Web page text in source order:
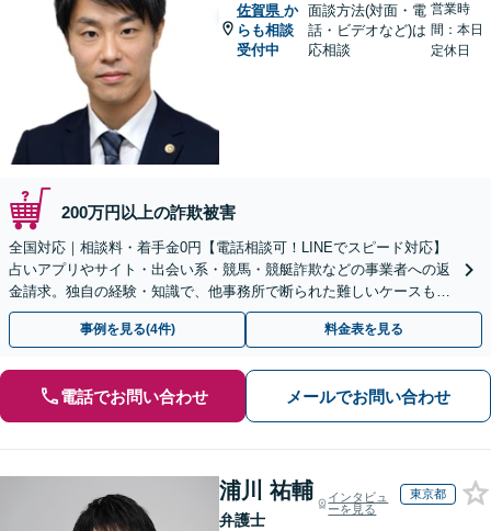
佐賀県 か
らも相談
受付中
面談方法(対面・電
話・ビデオなど)は
応相談
営業時
間：本日
定休日
200万円以上の詐欺被害
全国対応｜相談料・着手金0円【電話相談可！LINEでスピード対応】
占いアプリやサイト・出会い系・競馬・競艇詐欺などの事業者への返
金請求。独自の経験・知識で、他事務所で断られた難しいケースも解
決に導いた実績あり。まずはお気軽にご相談ください
事例を見る(4件) 料金表を見る
電話でお問い合わせ メールでお問い合わせ
浦川 祐輔
弁護士
インタビュ
ーを見る
東京都